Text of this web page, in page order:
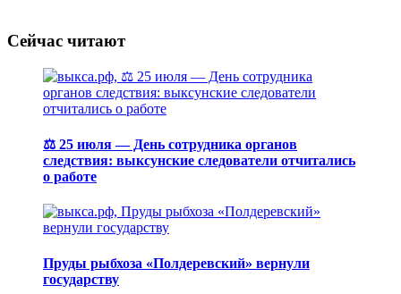
Сейчас читают
⚖️ 25 июля — День сотрудника органов
следствия: выксунские следователи отчитались
о работе
Пруды рыбхоза «Полдеревский» вернули
государству